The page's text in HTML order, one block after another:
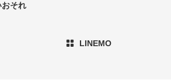
おそれ
LINEMO